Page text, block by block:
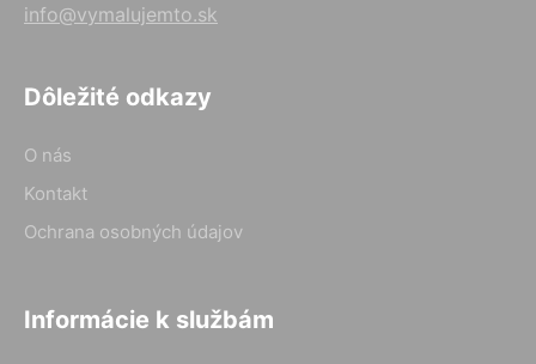
info@vymalujemto.sk
Dôležité odkazy
O nás
Kontakt
Ochrana osobných údajov
Informácie k službám